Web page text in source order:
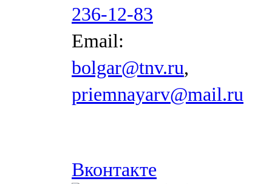
236-12-83
Email:
bolgar@tnv.ru,
priemnayarv@mail.ru
Вконтакте